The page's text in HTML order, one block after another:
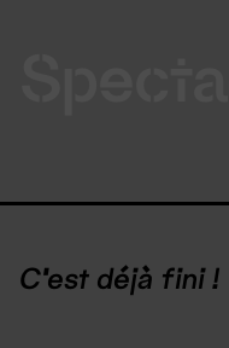
C'est déjà fini !